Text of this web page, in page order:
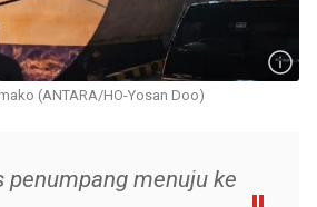
(ANTARA/HO-Yosan Doo)
penumpang menuju ke